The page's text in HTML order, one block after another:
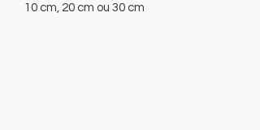
10 cm, 20 cm ou 30 cm